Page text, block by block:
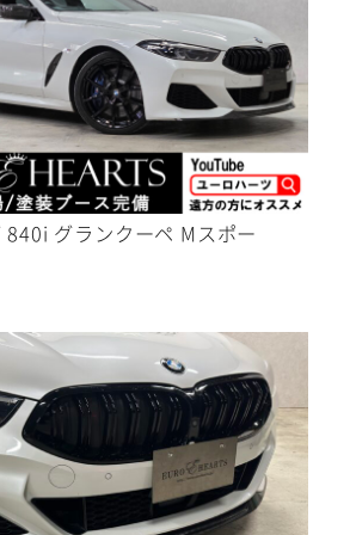
メール
WEBからご相談
お電話
840i グランクーペ Mスポー